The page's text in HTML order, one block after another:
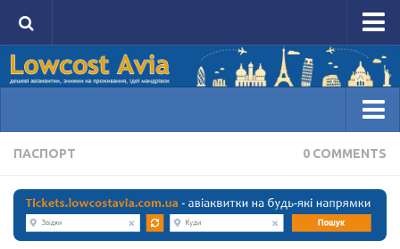
Головна сторінка Lowcost Avia
Блоги
Домівка
Авіаквитки
ПАСПОРТ 0 COMMENTS